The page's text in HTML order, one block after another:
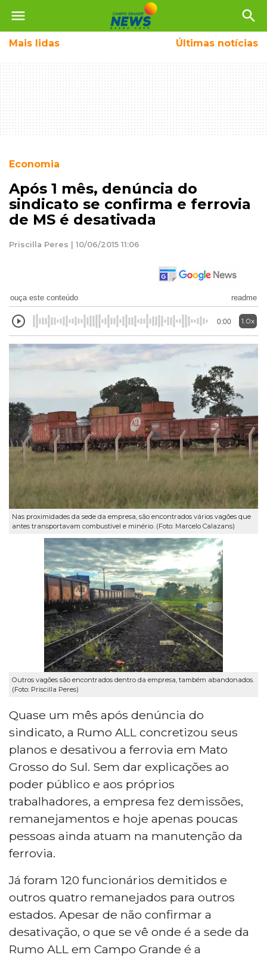
menu search
Mais lidas Últimas notícias
Economia
Após 1 mês, denúncia do
sindicato se confirma e ferrovia
de MS é desativada
Priscilla Peres | 10/06/2015 11:06
ouça este conteúdo readme
0:00 1.0x
Nas proximidades da sede da empresa, são encontrados vários vagões que
antes transportavam combustível e minério. (Foto: Marcelo Calazans)
Outros vagões são encontrados dentro da empresa, também abandonados.
(Foto: Priscilla Peres)
Quase um mês após denúncia do
sindicato, a Rumo ALL concretizou seus
planos e desativou a ferrovia em Mato
Grosso do Sul. Sem dar explicações ao
poder público e aos próprios
trabalhadores, a empresa fez demissões,
remanejamentos e hoje apenas poucas
pessoas ainda atuam na manutenção da
ferrovia.
Já foram 120 funcionários demitidos e
outros quatro remanejados para outros
estados. Apesar de não confirmar a
desativação, o que se vê onde é a sede da
Rumo ALL em Campo Grande é a